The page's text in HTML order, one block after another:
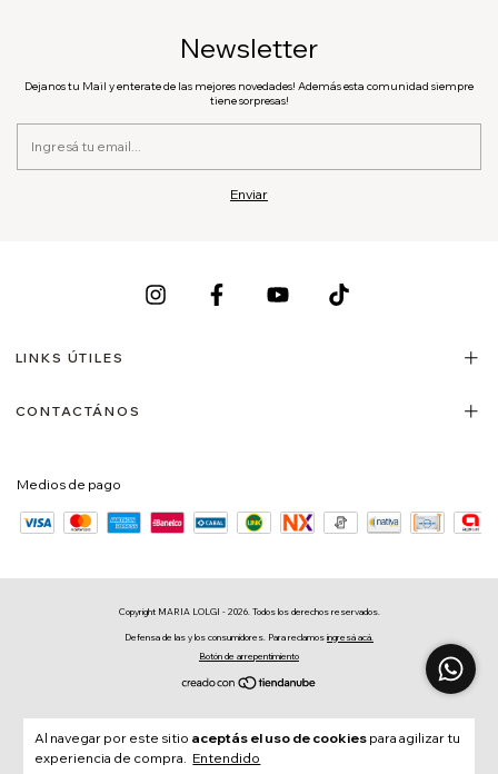
Al navegar por este sitio aceptás el uso de cookies para agilizar tu
experiencia de compra. Entendido
Newsletter
Dejanos tu Mail y enterate de las mejores novedades! Además esta comunidad siempre
tiene sorpresas!
LINKS ÚTILES
CONTACTÁNOS
Medios de pago
Copyright MARIA LOLGI - 2026. Todos los derechos reservados.
Defensa de las y los consumidores. Para reclamos ingresá acá.
Botón de arrepentimiento